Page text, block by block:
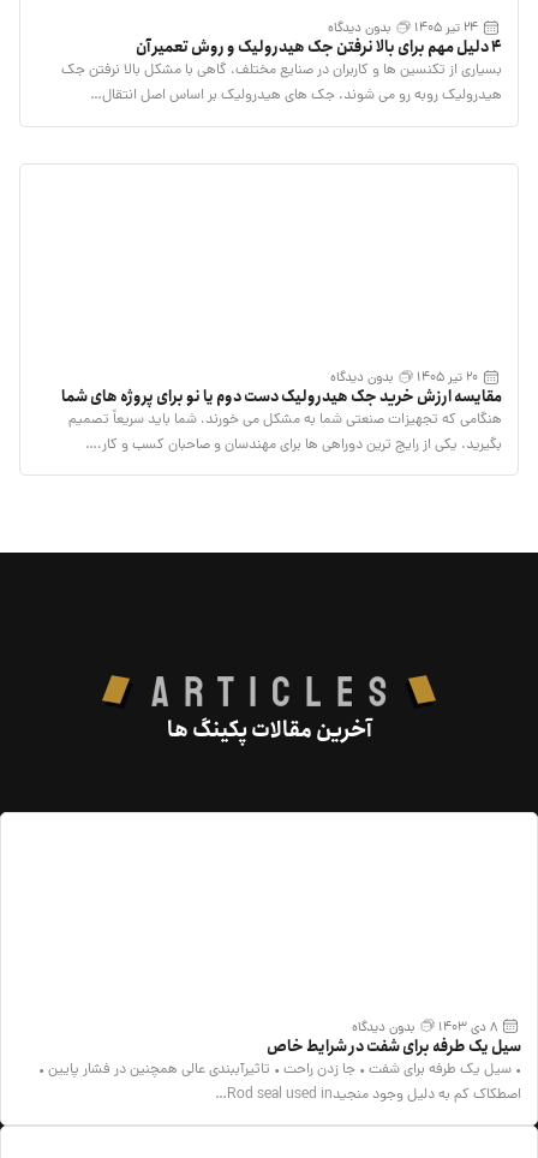
24 تیر 1405 بدون دیدگاه
4 دلیل مهم برای بالا نرفتن جک هیدرولیک و روش تعمیر آن
بسیاری از تکنسین ها و کاربران در صنایع مختلف، گاهی با مشکل بالا نرفتن جک
هیدرولیک روبه رو می شوند. جک های هیدرولیک بر اساس اصل انتقال…
20 تیر 1405 بدون دیدگاه
مقایسه ارزش خرید جک هیدرولیک دست دوم یا نو برای پروژه های شما
هنگامی که تجهیزات صنعتی شما به مشکل می خورند، شما باید سریعاً تصمیم
بگیرید. یکی از رایج ترین دوراهی ها برای مهندسان و صاحبان کسب و کار،…
Articles
آخرین مقالات پکینگ ها
8 دی 1403 بدون دیدگاه
سیل یک طرفه برای شفت در شرایط خاص
• سیل یک طرفه برای شفت • جا زدن راحت • تاثیرآببندی عالی همچنین در فشار پایین •
اصطکاک کم به دلیل وجود منجیدRod seal used in…